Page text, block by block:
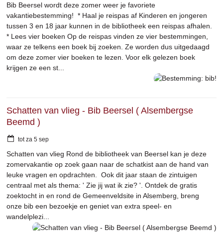
Bib Beersel wordt deze zomer weer je favoriete
vakantiebestemming! * Haal je reispas af Kinderen en jongeren
tussen 3 en 18 jaar kunnen in de bibliotheek een reispas afhalen.
* Lees vier boeken Op de reispas vinden ze vier bestemmingen,
waar ze telkens een boek bij zoeken. Ze worden dus uitgedaagd
om deze zomer vier boeken te lezen. Voor elk gelezen boek
krijgen ze een st...
Schatten van vlieg - Bib Beersel ( Alsembergse
Beemd )
totza 5 sep
Schatten van vlieg Rond de bibliotheek van Beersel kan je deze
zomervakantie op zoek gaan naar de schatkist aan de hand van
leuke vragen en opdrachten. Ook dit jaar staan de zintuigen
centraal met als thema: ' Zie jij wat ik zie? '. Ontdek de gratis
zoektocht in en rond de Gemeenveldsite in Alsemberg, breng
onze bib een bezoekje en geniet van extra speel- en
wandelplezi...